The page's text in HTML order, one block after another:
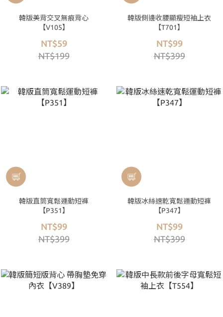
韓版美背交叉無痕背心
【V105】
NT$59
NT$199
韓版側邊收腰顯瘦短袖上衣
【T701】
NT$99
NT$399
韓版直筒寬鬆運動短褲
【P351】
NT$99
NT$399
韓版冰絲速乾寬鬆運動短褲
【P347】
NT$99
NT$399